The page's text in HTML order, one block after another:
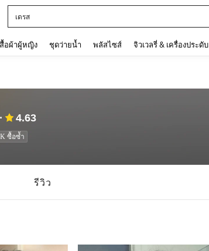
เด็กโต
สื้อผ้าผู้หญิง ชุดว่ายน้ำ พลัสไซส์ จิวเวลรี่ & เครื่องประดับ
4.63
ซื้อซ้ำ
รีวิว